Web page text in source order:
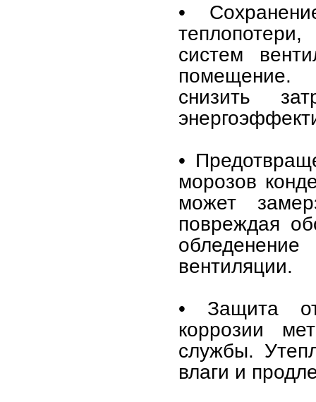
•
систем
помещение.
снизить
•
морозов
может
повреждая
вентиляции.
• Защита от
коррозии
службы.
влаги и